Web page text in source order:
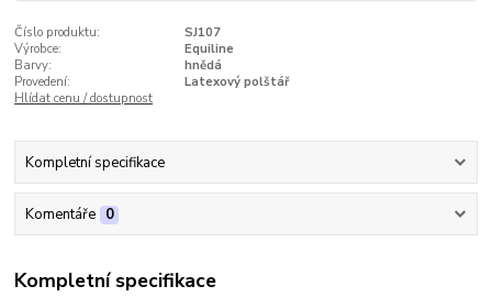
Číslo produktu:
SJ107
Výrobce:
Equiline
Barvy:
hnědá
Provedení:
Latexový polštář
Hlídat cenu / dostupnost
Kompletní specifikace
Komentáře 0
Kompletní specifikace